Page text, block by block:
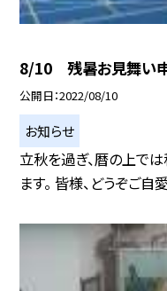
8/10 残暑お見舞い申
公開日 2022/08/10
お知らせ
立秋を過ぎ、暦の上で
ます。 皆様、どうぞご自